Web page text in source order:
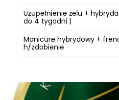
Uzupełnienie żelu +
do 4 tygodni |
Manicure hybrydowy +
h/zdobienie